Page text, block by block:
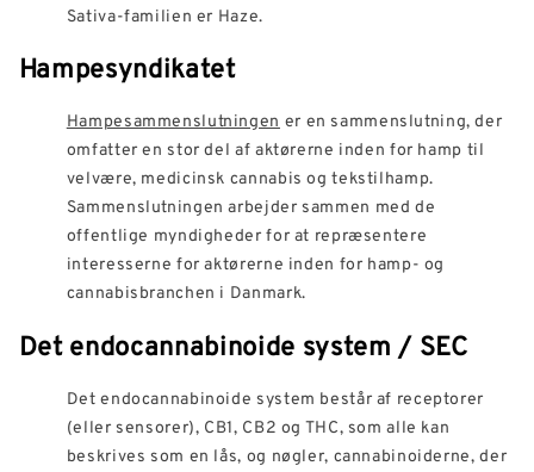
Sativa-familien er Haze.
Hampesyndikatet
Hampesammenslutningen er en sammenslutning, der
omfatter en stor del af aktørerne inden for hamp til
velvære, medicinsk cannabis og tekstilhamp.
Sammenslutningen arbejder sammen med de
offentlige myndigheder for at repræsentere
interesserne for aktørerne inden for hamp- og
cannabisbranchen i Danmark.
Det endocannabinoide system / SEC
Det endocannabinoide system består af receptorer
(eller sensorer), CB1, CB2 og THC, som alle kan
beskrives som en lås, og nøgler, cannabinoiderne, der